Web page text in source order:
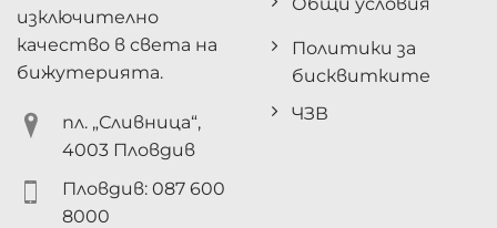
изключително
качество в света на
бижутерията.
пл. „Сливница“,
4003 Пловдив
Пловдив: 087 600
8000
Политики за
бисквитките
ЧЗВ